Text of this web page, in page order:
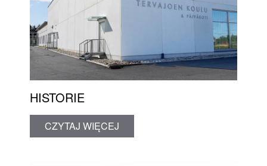
HISTORIE
CZYTAJ WIĘCEJ